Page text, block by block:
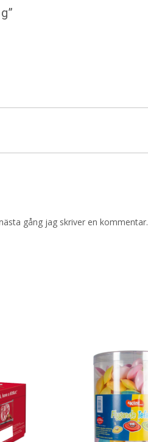
gång jag skriver en kommentar.